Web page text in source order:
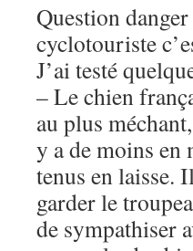
Question
cyclotouriste
J’ai testé
– Le chien
au plus
y a de moins en
tenus en laisse.
garder le
de sympathiser